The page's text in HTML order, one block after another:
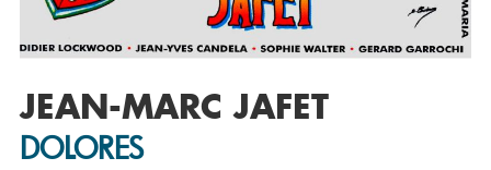
JEAN-MARC JAFET
DOLORES